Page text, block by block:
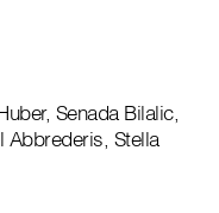
Senada Bilalic,
Abbrederis, Stella